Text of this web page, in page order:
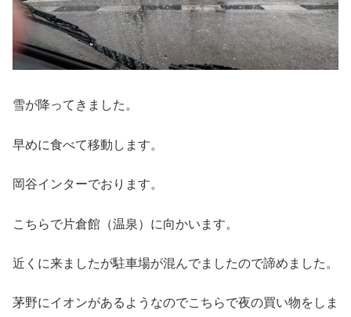
雪が降ってきました。
早めに食べて移動します。
岡谷インターでおります。
こちらで片倉館（温泉）に向かいます。
近くに来ましたが駐車場が混んでましたので諦めました。
茅野にイオンがあるようなのでこちらで夜の買い物をしま